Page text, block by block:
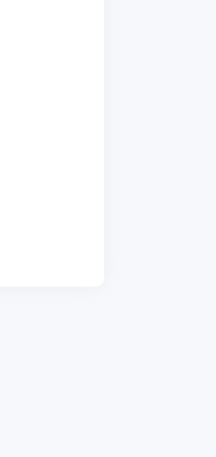
铭 王文杰 斓
子豪 康福
Suwichak